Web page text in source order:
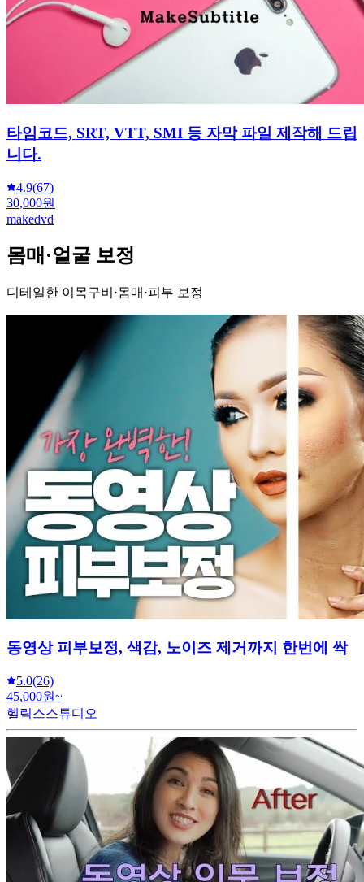
타임코드, SRT, VTT, SMI 등 자막 파일 제작해 드립
니다.
4.9(67)
30,000원
makedvd
몸매·얼굴 보정
디테일한 이목구비·몸매·피부 보정
동영상 피부보정, 색감, 노이즈 제거까지 한번에 싹
5.0(26)
45,000원~
헬릭스스튜디오